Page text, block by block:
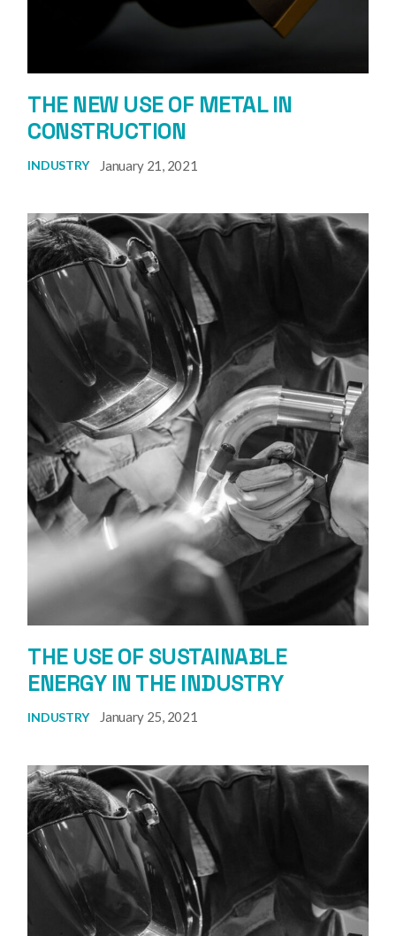
THE NEW USE OF METAL IN
CONSTRUCTION
INDUSTRY January 21, 2021
THE USE OF SUSTAINABLE
ENERGY IN THE INDUSTRY
INDUSTRY January 25, 2021